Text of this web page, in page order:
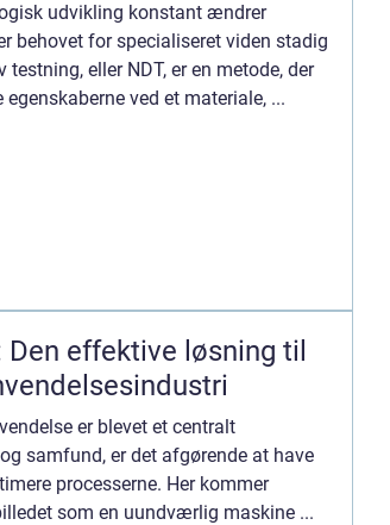
udvikling konstant ændrer
behovet for specialiseret viden stadig
eller NDT, er en metode, der
ved et materiale, ...
effektive løsning til
er blevet et centralt
samfund, er det afgørende at have
processerne. Her kommer
som en uundværlig maskine ...